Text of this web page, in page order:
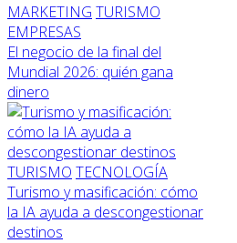
MARKETING TURISMO
EMPRESAS
El negocio de la final del
Mundial 2026: quién gana
dinero
TURISMO TECNOLOGÍA
Turismo y masificación: cómo
la IA ayuda a descongestionar
destinos